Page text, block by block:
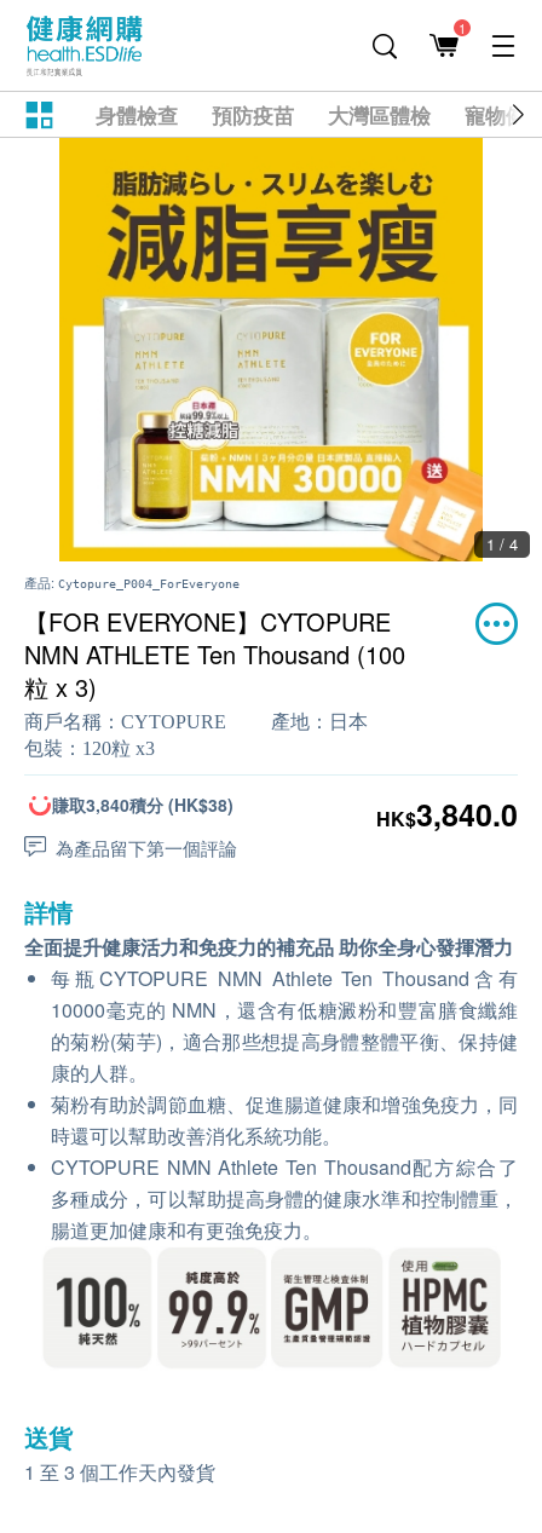
1
身體檢查 預防疫苗 大灣區體檢 寵物健
1 / 4
產品: Cytopure_P004_ForEveryone
【FOR EVERYONE】CYTOPURE
NMN ATHLETE Ten Thousand (100
粒 x 3)
商戶名稱： CYTOPURE 產地： 日本
包裝： 120粒 x3
賺取3,840積分 (HK$38)
為產品留下第一個評論
HK$3,840.0
詳情
全面提升健康活力和免疫力的補充品 助你全身心發揮潛力
每瓶CYTOPURE NMN Athlete Ten Thousand含有
10000毫克的 NMN，還含有低糖澱粉和豐富膳食纖維
的菊粉(菊芋)，適合那些想提高身體整體平衡、保持健
康的人群。
菊粉有助於調節血糖、促進腸道健康和增強免疫力，同
時還可以幫助改善消化系統功能。
CYTOPURE NMN Athlete Ten Thousand配方綜合了
多種成分，可以幫助提高身體的健康水準和控制體重，
腸道更加健康和有更強免疫力。
送貨
1 至 3 個工作天內發貨